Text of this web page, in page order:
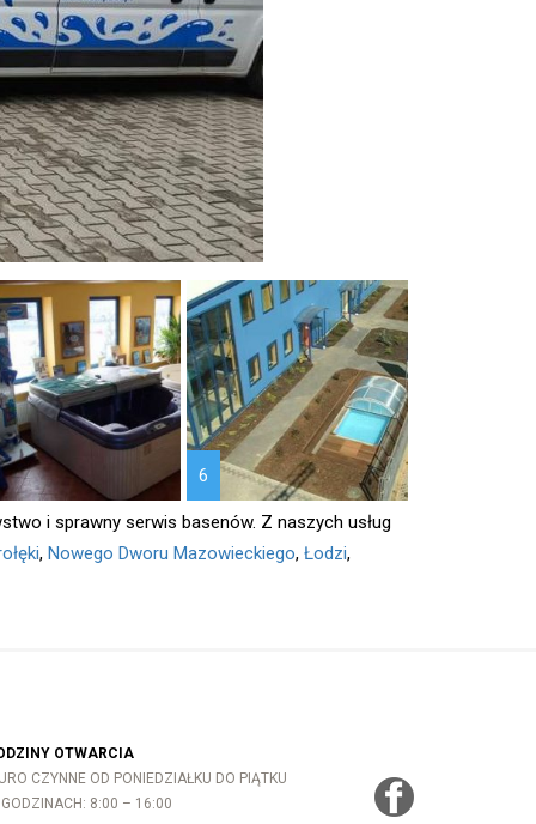
6
i sprawny serwis basenów. Z naszych usług
, Nowego Dworu Mazowieckiego, Łodzi,
OTWARCIA
CZYNNE OD PONIEDZIAŁKU DO PIĄTKU
8:00 – 16:00